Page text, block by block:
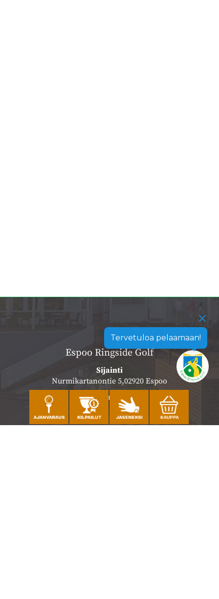
Tervetuloa pelaamaan!
Espoo Ringside Golf
Sijainti
Nurmikartanontie 5,02920 Espoo
Katso sijainti kartalla